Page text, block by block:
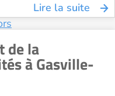
Lire la suite
de la
à Gasville-